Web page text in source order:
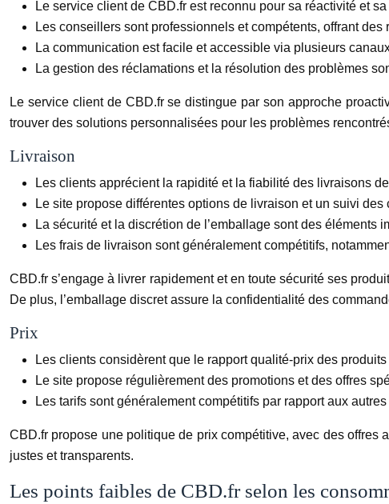
Le service client de CBD.fr est reconnu pour sa réactivité et
Les conseillers sont professionnels et compétents, offrant
La communication est facile et accessible via plusieurs
La gestion des réclamations et la résolution des problèmes
Le service client de CBD.fr se distingue par son approche
trouver des solutions personnalisées pour les problèmes
Livraison
Les clients apprécient la rapidité et la fiabilité des livraisons
Le site propose différentes options de livraison et un suivi des
La sécurité et la discrétion de l’emballage sont des éléments
Les frais de livraison sont généralement compétitifs,
CBD.fr s’engage à livrer rapidement et en toute sécurité ses
De plus, l’emballage discret assure la confidentialité des
Prix
Les clients considèrent que le rapport qualité-prix des
Le site propose régulièrement des promotions et des offres
Les tarifs sont généralement compétitifs par rapport aux
CBD.fr propose une politique de prix compétitive, avec des offres
justes et transparents.
Les points faibles de CBD.fr selon les